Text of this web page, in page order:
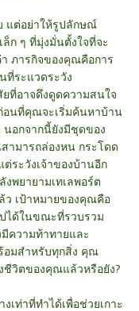
แต่อย่าให้รูปลักษณ์
ก ๆ ที่มุ่งมั่นตั้งใจที่จะ
ภารกิจของคุณคือการ
ที่ระแวดระวัง
ที่อาจดึงดูดความสนใจ
อนที่คุณจะเริ่มค้นหาบ้าน
นอกจากนี้ยังมีชุดของ
ามารถล่องหน กระโดด
ต่ระวังเจ้าของบ้านอีก
พยายามเทเลพอร์ต
ว เป้าหมายของคุณคือ
ได้ในขณะที่รวบรวม
ความท้าทายและ
อมสำหรับทุกสิ่ง คุณ
ชีวิตของคุณแล้วหรือยัง?
เท่าที่ทำได้เพื่อช่วยเกาะ